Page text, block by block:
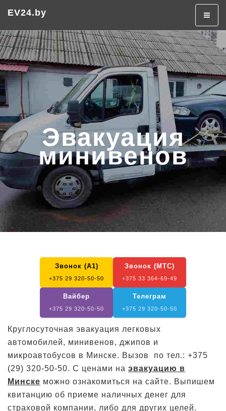
Эвакуатор в Минске
EV24.by
Эвакуация
минивенов
Звонок (А1)
+375 29 320-50-50
Звонок (МТС)
+375 33 364-69-49
Вайбер
+375 29 320-50-50
Телеграм
+375 29 320-50-50
Круглосуточная эвакуация легковых
автомобилей, минивенов, джипов и
микроавтобусов в Минске. Вызов по тел.: +375
(29) 320-50-50. С ценами на эвакуацию в
Минске можно ознакомиться на сайте. Выпишем
квитанцию об приеме наличных денег для
страховой компании, либо для других целей.